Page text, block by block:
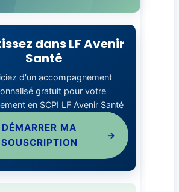
dans LF Avenir
Santé
d'un accompagnement
gratuit pour votre
en SCPI LF Avenir Santé
DÉMARRER MA
SOUSCRIPTION
→